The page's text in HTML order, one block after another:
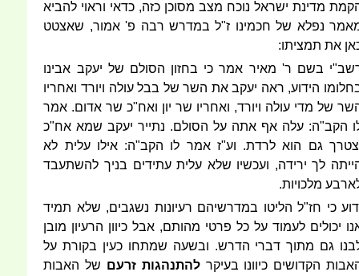
מדינת ישראל נוכח מצב מסוכן כזה, כדאי וראוי להביא
נפלא של חכמינו ז"ל במדרש רבה פ' אמור, שאצטט
את תמציתו:
בשם ר' מאיר אמר כי בחזון הסולם של יעקב אבינו
הידוע, ראה יעקב את השר של בבל עולה ויורד ואחריו
של מדי עולה ויורד, ואחריו שר יון ואח"כ שר אדום. אמר
הקב"ה: עלה אף אתה על הסולם. נתייר יעקב שמא אח"כ
גם הוא לרדת. וע"ז אמר לו הקב"ה: אילו עלית לא
לך ירידה, ועכשיו שלא עלית עתידים בניך להשתעבד
מלכויות.
כי חז"ל הליטו במדרשיהם רעיונות נשגבים, שלא תמיד
יכולים לעמוד על כל פרטי מהותם, אבל כיוון הרעיון מובן
גם מתוך דברי הדרש. ובשעה שמתחו כעין בקורת על
הקדושים כיוונו בעיקרלהתנהגות זרעם של האבות